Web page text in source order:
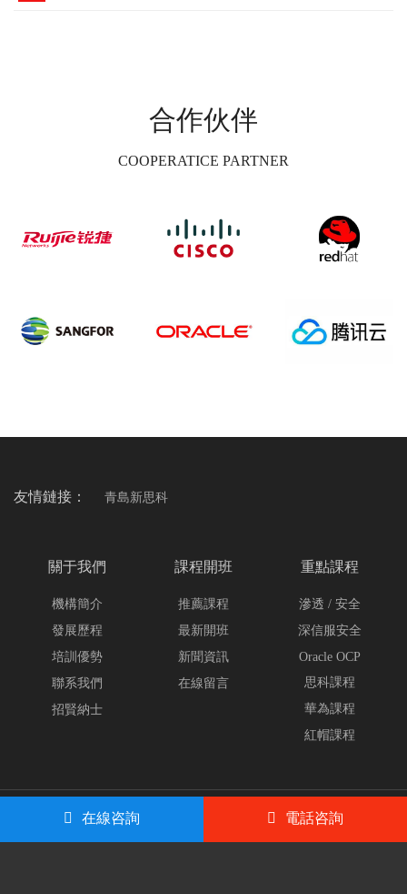
合作伙伴
COOPERATICE PARTNER
友情鏈接： 青島新思科
關于我們
機構簡介
發展歷程
培訓優勢
聯系我們
招賢納士
課程開班
推薦課程
最新開班
新聞資訊
在線留言
重點課程
滲透 / 安全
深信服安全
Oracle OCP
思科課程
華為課程
紅帽課程
Copyright ? 2023 All Rights Reserved
【官網】青島尚文網
在線咨詢 電話咨詢